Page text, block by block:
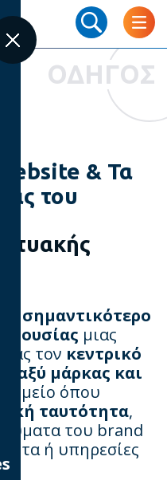
ΟΔΗΓΟΣ
& Τα
του
σημαντικότερο
μιας
τον κεντρικό
μάρκας και
σημείο όπου
ταυτότητα,
του brand
ή υπηρεσίες